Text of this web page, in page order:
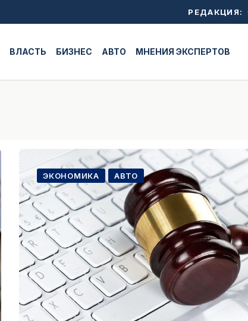
РЕДАКЦИЯ:
ВЛАСТЬ БИЗНЕС АВТО МНЕНИЯ ЭКСПЕРТОВ
ЭКОНОМИКА АВТО